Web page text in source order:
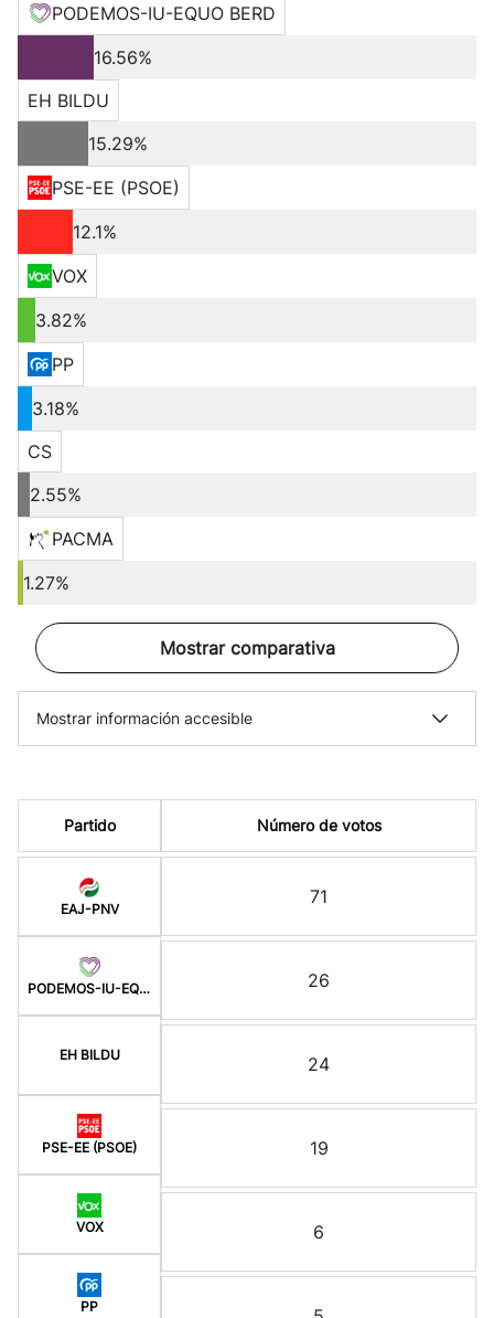
PODEMOS-IU-EQUO BERD
16.56%
EH BILDU
15.29%
PSE-EE (PSOE)
12.1%
VOX
3.82%
PP
3.18%
CS
2.55%
PACMA
1.27%
Mostrar comparativa
Mostrar información accesible
Partido
EAJ-PNV
PODEMOS-IU-EQUO BERD
EH BILDU
PSE-EE (PSOE)
VOX
PP
Número de votos
71
26
24
19
6